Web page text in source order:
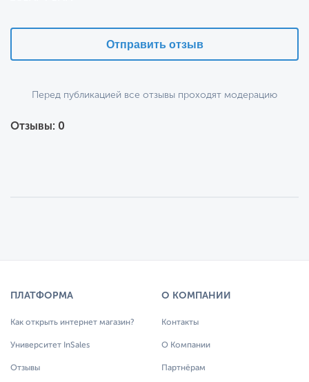
Отправить отзыв
Перед публикацией все отзывы проходят модерацию
Отзывы: 0
ПЛАТФОРМА
Как открыть интернет магазин?
Университет InSales
Отзывы
О КОМПАНИИ
Контакты
О Компании
Партнёрам